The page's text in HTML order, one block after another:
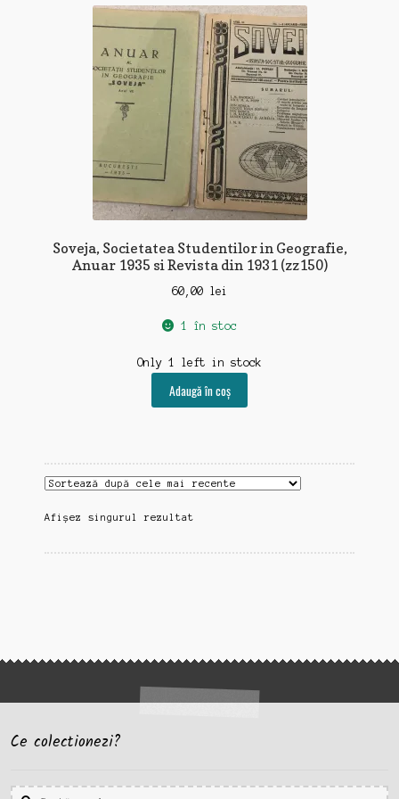
Soveja, Societatea Studentilor in Geografie,
Anuar 1935 si Revista din 1931 (zz150)
60,00 lei
1 în stoc
Only 1 left in stock
Adaugă în coș
Afișez singurul rezultat
Ce colectionezi?
Caută
Caută